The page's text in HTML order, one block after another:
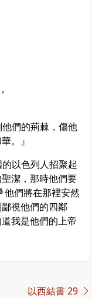
他們的荊棘，傷他
。』
以色列人招聚起
潔，那時他們要
他們將在那裡安然
視他們的四鄰
我是他們的上帝
以西結書 29